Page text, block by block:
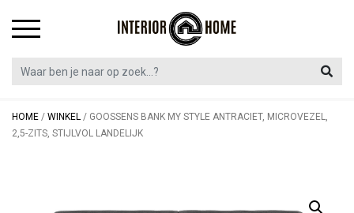
HOME / WINKEL / GOOSSENS BANK MY STYLE ANTRACIET, MICROVEZEL,
2,5-ZITS, STIJLVOL LANDELIJK